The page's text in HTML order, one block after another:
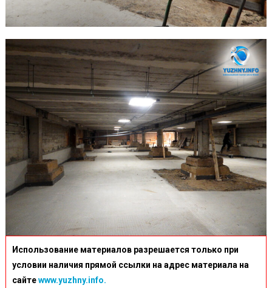
Использование материалов разрешается только при
условии наличия прямой ссылки на адрес материала на
сайтеwww.yuzhny.info.